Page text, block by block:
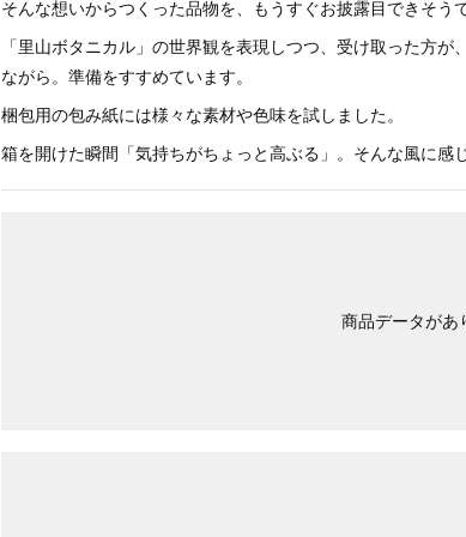
そんな想いからつくった品物を、もうすぐお披露目できそうで
「里山ボタニカル」の世界観を表現しつつ、受け取った方
ながら。準備をすすめています。
梱包用の包み紙には様々な素材や色味を試しました。
箱を開けた瞬間「気持ちがちょっと高ぶる」。そんな風に感
商品データがあ